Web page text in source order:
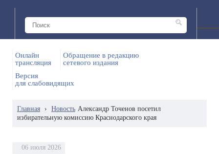
Онлайн
трансляция
Обращение в редакцию
сетевого издания
Версия
для слабовидящих
Главная › Новость Александр Точенов посетил
избирательную комиссию Краснодарского края
06 июля 2026